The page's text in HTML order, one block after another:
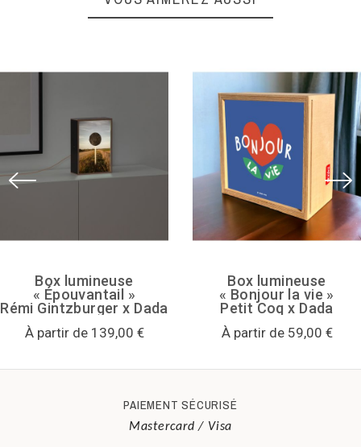
étiquette d'énergie
Basse consommation
Box lumineuse
« Épouvantail »
Rémi Gintzburger x Dada
À partir de 139,00 €
Box lumineuse
« Bonjour la vie »
Petit Coq x Dada
À partir de 59,00 €
PAIEMENT SÉCURISÉ
Mastercard / Visa